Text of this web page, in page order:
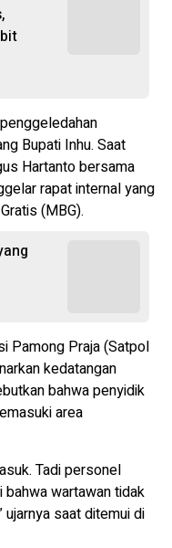
Bupati Inhu. Saat
Hartanto bersama
rapat internal yang
(MBG).
Pamong Praja (Satpol
kedatangan
bahwa penyidik
area
Tadi personel
bahwa wartawan tidak
saat ditemui di